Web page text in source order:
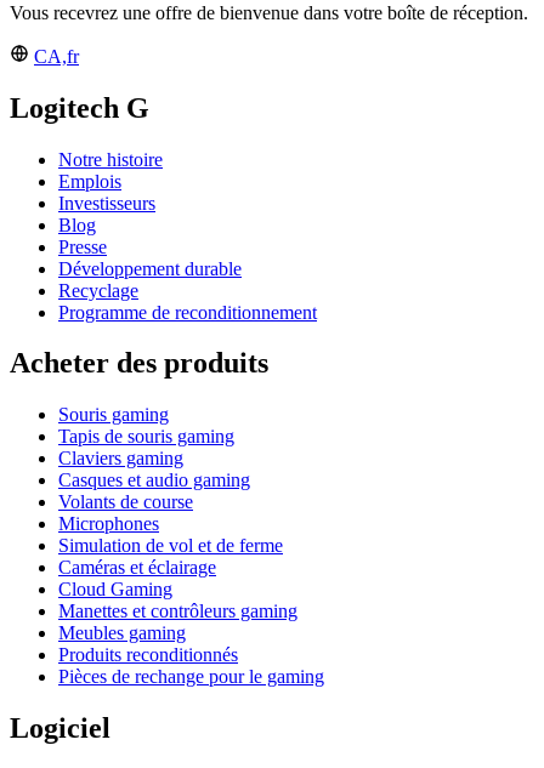
Vous recevrez une offre de bienvenue dans votre boîte de réception.
CA,fr
Logitech G
Notre histoire
Emplois
Investisseurs
Blog
Presse
Développement durable
Recyclage
Programme de reconditionnement
Acheter des produits
Souris gaming
Tapis de souris gaming
Claviers gaming
Casques et audio gaming
Volants de course
Microphones
Simulation de vol et de ferme
Caméras et éclairage
Cloud Gaming
Manettes et contrôleurs gaming
Meubles gaming
Produits reconditionnés
Pièces de rechange pour le gaming
Logiciel